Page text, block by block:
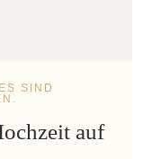
SIND
auf